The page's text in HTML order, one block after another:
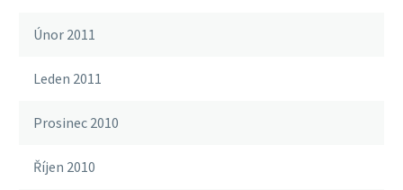
Únor 2011
Leden 2011
Prosinec 2010
Říjen 2010